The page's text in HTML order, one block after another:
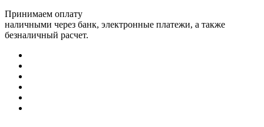
Принимаем оплату
наличными через банк, электронные платежи, а также
безналичный расчет.